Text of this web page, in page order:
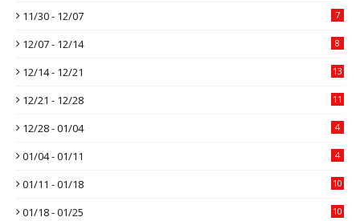
11/30 - 12/07 7
12/07 - 12/14 8
12/14 - 12/21 13
12/21 - 12/28 11
12/28 - 01/04 4
01/04 - 01/11 4
01/11 - 01/18 10
01/18 - 01/25 10